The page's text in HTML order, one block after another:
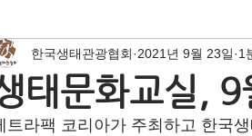
기 생태문화교실 이달의 생태관광
이벤트 지역컨설팅 연구용역관
태문화교실,
한국생태관광협회 2021년 9월 23일 1
트라팩 코리아가 주최하고 한국